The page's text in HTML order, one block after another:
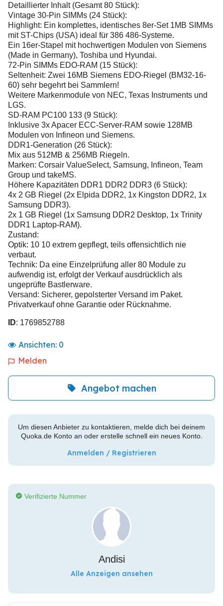
Detaillierter Inhalt (Gesamt 80 Stück):
Vintage 30-Pin SIMMs (24 Stück):
Highlight: Ein komplettes, identisches 8er-Set 1MB SIMMs
mit ST-Chips (USA) ideal für 386 486-Systeme.
Ein 16er-Stapel mit hochwertigen Modulen von Siemens
(Made in Germany), Toshiba und Hyundai.
72-Pin SIMMs EDO-RAM (15 Stück):
Seltenheit: Zwei 16MB Siemens EDO-Riegel (BM32-16-
60) sehr begehrt bei Sammlern!
Weitere Markenmodule von NEC, Texas Instruments und
LGS.
SD-RAM PC100 133 (9 Stück):
Inklusive 3x Apacer ECC-Server-RAM sowie 128MB
Modulen von Infineon und Siemens.
DDR1-Generation (26 Stück):
Mix aus 512MB & 256MB Riegeln.
Marken: Corsair ValueSelect, Samsung, Infineon, Team
Group und takeMS.
Höhere Kapazitäten DDR1 DDR2 DDR3 (6 Stück):
4x 2 GB Riegel (2x Elpida DDR2, 1x Kingston DDR2, 1x
Samsung DDR3).
2x 1 GB Riegel (1x Samsung DDR2 Desktop, 1x Trinity
DDR1 Laptop-RAM).
Zustand:
Optik: 10 10 extrem gepflegt, teils offensichtlich nie
verbaut.
Technik: Da eine Einzelprüfung aller 80 Module zu
aufwendig ist, erfolgt der Verkauf ausdrücklich als
ungeprüfte Bastlerware.
Versand: Sicherer, gepolsterter Versand im Paket.
Privatverkauf ohne Garantie oder Rücknahme.
ID: 1769852788
Ansichten: 0
Melden
Angebot machen
Um diesen Anbieter zu kontaktieren, melde dich bei deinem
Quoka.de Konto an oder erstelle schnell ein neues Konto.
Anmelden / Registrieren
Verifizierte Nummer
Andisi
Alle Anzeigen ansehen